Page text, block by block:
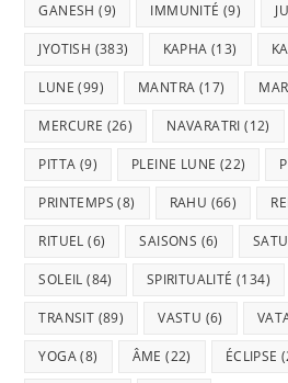
GANESH (9) IMMUNITÉ (9)
JYOTISH (383) KAPHA (13)
LUNE (99) MANTRA (17)
MERCURE (26) NAVARATRI (12)
PITTA (9) PLEINE LUNE (22)
PRINTEMPS (8) RAHU (66)
RITUEL (6) SAISONS (6)
SOLEIL (84) SPIRITUALITÉ (134)
TRANSIT (89) VASTU (6)
YOGA(8) ÂME (22) ÉCLIPSE